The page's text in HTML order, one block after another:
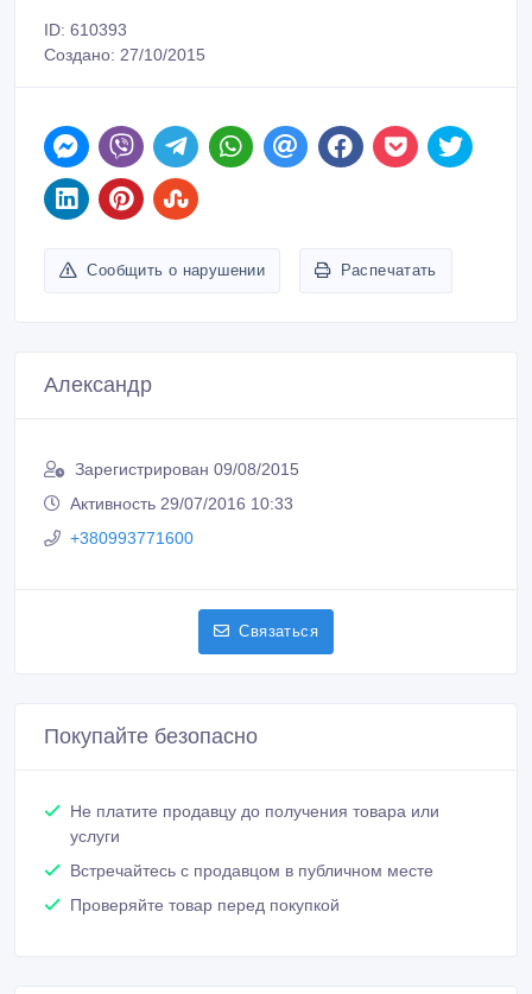
ID: 610393
Создано: 27/10/2015
Сообщить о нарушении Распечатать
Александр
Зарегистрирован 09/08/2015
Активность 29/07/2016 10:33
+380993771600
Связаться
Покупайте безопасно
Не платите продавцу до получения товара или
услуги
Встречайтесь с продавцом в публичном месте
Проверяйте товар перед покупкой